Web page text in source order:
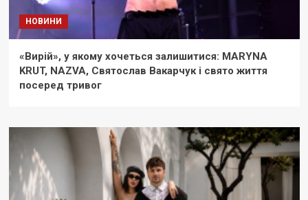
НОВИНИ
«Вирій», у якому хочеться залишитися: MARYNA
KRUT, NAZVA, Святослав Вакарчук і свято життя
посеред тривог